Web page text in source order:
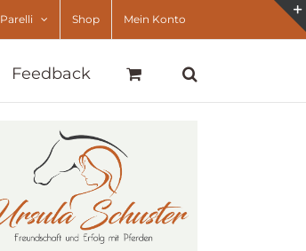
Parelli Shop Mein Konto
Feedback